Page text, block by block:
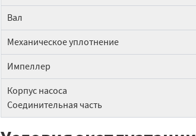
Вал
Механическое уплотнение
Импеллер
Корпус насоса
Соединительная часть